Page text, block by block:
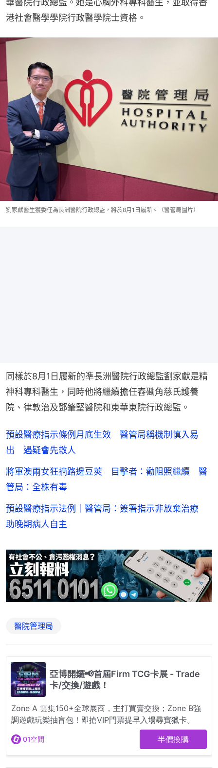
華醫院行政總監。她是心胸外科專科醫生，並取得香
港社會醫學學院行政醫學院士資格。
劉家獻醫生獲委任為長洲醫院行政總監，將於8月1日履新。（醫管局圖片）
同樣於8月1日履新的凖長洲醫院行政總監劉家獻是精
神科專科醫生，同時他將繼續擔任舂磡角慈氏護養
院、律敦治及鄧肇堅醫院和東華東院行政總監。
預設醫療指示條例月底生效 醫管局稱機制慎入易
出 遇疑會先救人
將軍澳兩女狂摘路邊豆莢 目擊者：勸阻照繼續 醫
管局：全株有毒
預設醫療指示法例｜醫管局：簽署指示非放棄治療
助晚期病人自主
醫院管理局